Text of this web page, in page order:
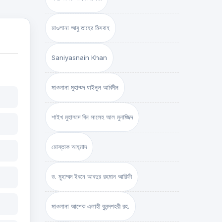
মাওলানা আবু তাহের মিসবাহ
Saniyasnain Khan
মাওলানা মুহাম্মদ যাইনুল আবিদীন
শাইখ মুহাম্মাদ বিন সালেহ আল মুনাজ্জিদ
মোস্তাক আহ্‌মাদ
ড. মুহাম্মদ ইবনে আবদুর রহমান আরিফী
মাওলানা আশেক এলাহী বুলন্দশহরী রহ.